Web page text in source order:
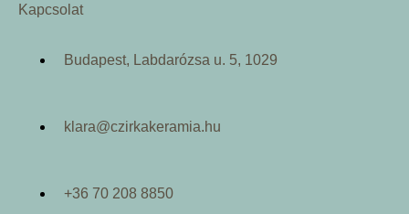
Kapcsolat
Budapest, Labdarózsa u. 5, 1029
klara@czirkakeramia.hu
+36 70 208 8850